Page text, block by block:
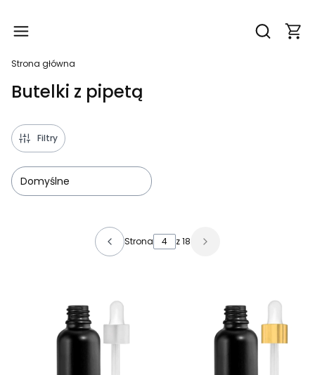
Otwórz
Strona główna
Butelki z pipetą
Filtry
Domyślne
Lista produktów
Strona z 18